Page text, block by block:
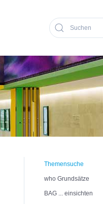
Themensuche
who Grundsätze
BAG ... einsichten